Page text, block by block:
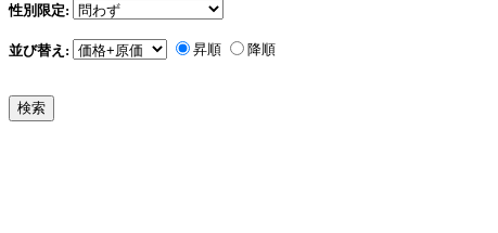
性別限定:
並び替え: 昇順 降順